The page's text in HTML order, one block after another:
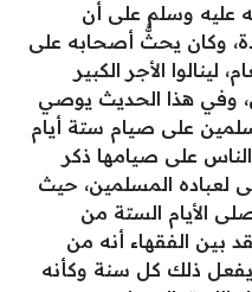
عليه وسلم على أن
وكان يحثُّ أصحابه على
الأجر الكبير
وفي هذا الحديث يوصي
على صيام ستة أيام
على صيامها ذكر
لعباده المسلمين، حيث
الأيام الستة من
بين الفقهاء أنه من
ذلك كل سنة وكأنه